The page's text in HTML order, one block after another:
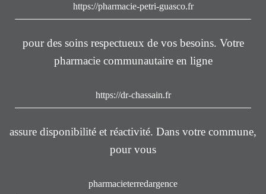
https://pharmacie-petri-guasco.fr
pour des soins respectueux de vos besoins. Votre
pharmacie communautaire en ligne
https://dr-chassain.fr
assure disponibilité et réactivité. Dans votre commune,
pour vous
pharmacieterredargence